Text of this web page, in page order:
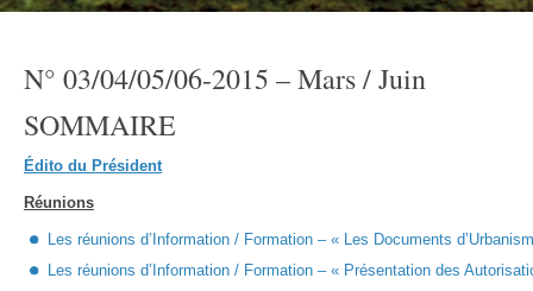
N° 03/04/05/06-2015 – Mars / Juin
SOMMAIRE
Édito du Président
Réunions
Les réunions d’Information / Formation – « Les Documents
Les réunions d’Information / Formation – « Présentation des